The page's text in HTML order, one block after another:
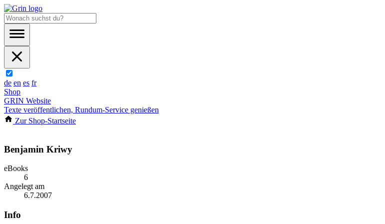
de en es fr
Shop
GRIN Website
Texte veröffentlichen, Rundum-Service genießen
Zur Shop-Startseite
Benjamin Kriwy
eBooks
6
Angelegt am
6.7.2007
Info